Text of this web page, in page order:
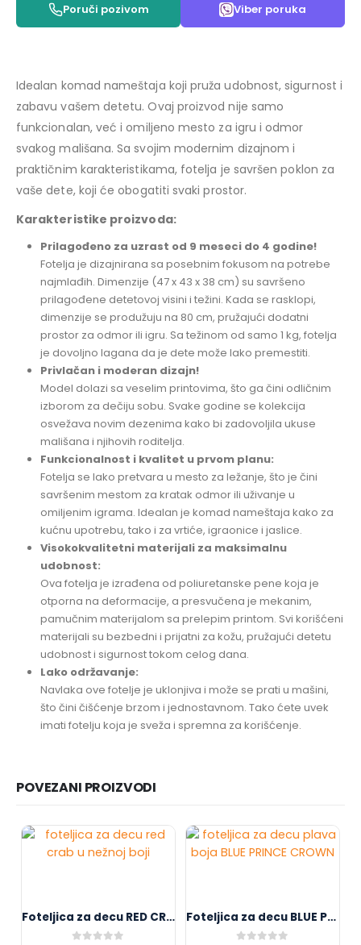
Poruči pozivom Viber poruka
Idealan komad nameštaja koji pruža udobnost, sigurnost i
zabavu vašem detetu. Ovaj proizvod nije samo
funkcionalan, već i omiljeno mesto za igru i odmor
svakog mališana. Sa svojim modernim dizajnom i
praktičnim karakteristikama, fotelja je savršen poklon za
vaše dete, koji će obogatiti svaki prostor.
Karakteristike proizvoda:
Prilagođeno za uzrast od 9 meseci do 4 godine!
Fotelja je dizajnirana sa posebnim fokusom na potrebe
najmlađih. Dimenzije (47 x 43 x 38 cm) su savršeno
prilagođene detetovoj visini i težini. Kada se rasklopi,
dimenzije se produžuju na 80 cm, pružajući dodatni
prostor za odmor ili igru. Sa težinom od samo 1 kg, fotelja
je dovoljno lagana da je dete može lako premestiti.
Privlačan i moderan dizajn!
Model dolazi sa veselim printovima, što ga čini odličnim
izborom za dečiju sobu. Svake godine se kolekcija
osvežava novim dezenima kako bi zadovoljila ukuse
mališana i njihovih roditelja.
Funkcionalnost i kvalitet u prvom planu:
Fotelja se lako pretvara u mesto za ležanje, što je čini
savršenim mestom za kratak odmor ili uživanje u
omiljenim igrama. Idealan je komad nameštaja kako za
kućnu upotrebu, tako i za vrtiće, igraonice i jaslice.
Visokokvalitetni materijali za maksimalnu
udobnost:
Ova fotelja je izrađena od poliuretanske pene koja je
otporna na deformacije, a presvučena je mekanim,
pamučnim materijalom sa prelepim printom. Svi korišćeni
materijali su bezbedni i prijatni za kožu, pružajući detetu
udobnost i sigurnost tokom celog dana.
Lako održavanje:
Navlaka ove fotelje je uklonjiva i može se prati u mašini,
što čini čišćenje brzom i jednostavnom. Tako ćete uvek
imati fotelju koja je sveža i spremna za korišćenje.
POVEZANI PROIZVODI
Foteljica za decu RED CRAB B048 Foteljica za decu BLUE PRINCE CROWN B054